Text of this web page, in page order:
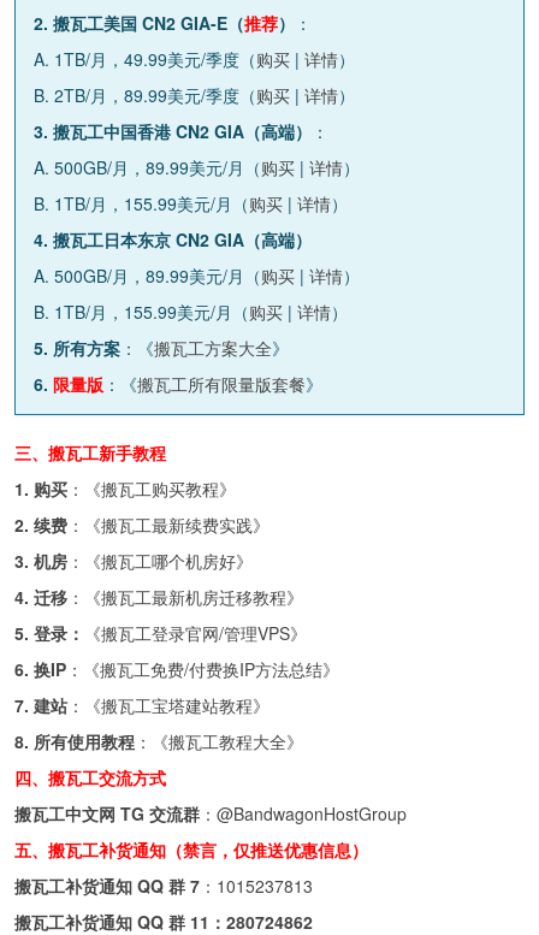
2. 搬瓦工美国 CN2 GIA-E（推荐）
：
A. 1TB/月，49.99美元/季度（购买 | 详情）
B. 2TB/月，89.99美元/季度（购买 | 详情）
3. 搬瓦工中国香港 CN2 GIA（高端）
：
A. 500GB/月，89.99美元/月（购买 | 详情）
B. 1TB/月，155.99美元/月（购买 | 详情）
4. 搬瓦工日本东京 CN2 GIA（高端）
A. 500GB/月，89.99美元/月（购买 | 详情）
B. 1TB/月，155.99美元/月（购买 | 详情）
5. 所有方案 ：《搬瓦工方案大全》
6. 限量版 ：《搬瓦工所有限量版套餐》
三、搬瓦工新手教程
1. 购买 ：《搬瓦工购买教程》
2. 续费 ：《搬瓦工最新续费实践》
3. 机房 ：《搬瓦工哪个机房好》
4. 迁移 ：《搬瓦工最新机房迁移教程》
5. 登录：
《搬瓦工登录官网/管理VPS》
6. 换IP ：《搬瓦工免费/付费换IP方法总结》
7. 建站 ：《搬瓦工宝塔建站教程》
8. 所有使用教程 ：《搬瓦工教程大全》
四、搬瓦工交流方式
搬瓦工中文网 TG 交流群 ： @BandwagonHostGroup
五、搬瓦工补货通知（禁言，仅推送优惠信息）
搬瓦工补货通知 QQ 群 7 ： 1015237813
搬瓦工补货通知 QQ 群 11： 280724862